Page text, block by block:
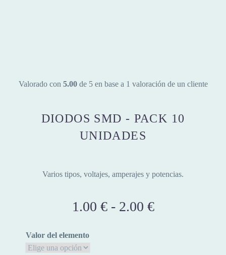
Valorado con 5.00de 5 en base a 1 valoración de un cliente
DIODOS SMD - PACK 10
UNIDADES
Varios tipos, voltajes, amperajes y potencias.
1.00 € - 2.00 €Rango
Valor del elemento